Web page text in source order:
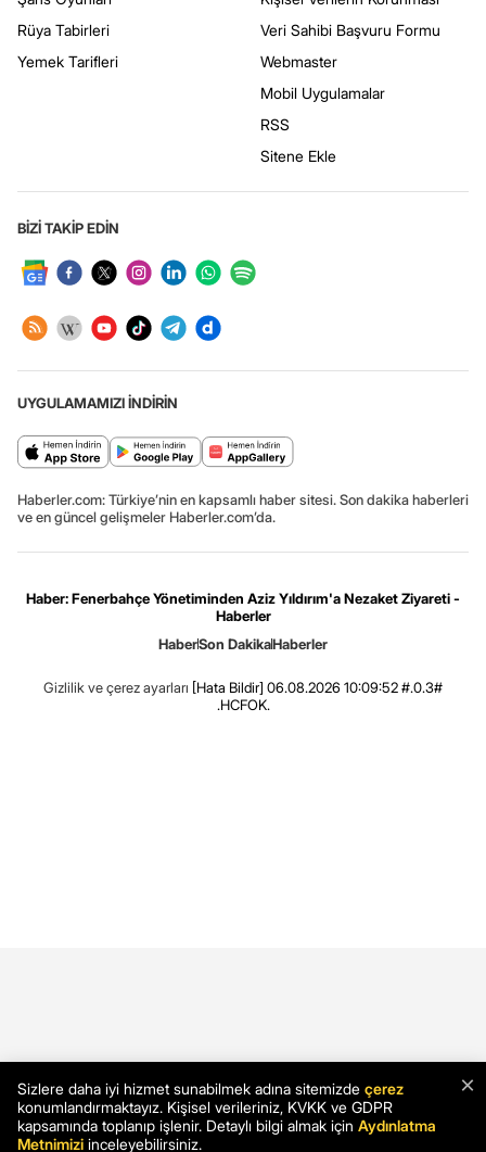
Rüya Tabirleri
Yemek Tarifleri
Veri Sahibi Başvuru Formu
Webmaster
Mobil Uygulamalar
RSS
Sitene Ekle
BİZİ TAKİP EDİN
UYGULAMAMIZI İNDİRİN
Haberler.com: Türkiye’nin en kapsamlı haber sitesi. Son dakika haberleri
ve en güncel gelişmeler Haberler.com’da.
Haber: Fenerbahçe Yönetiminden Aziz Yıldırım'a Nezaket Ziyareti -
Haberler
HaberSon DakikaHaberler
Gizlilik ve çerez ayarları [Hata Bildir] 06.08.2026 10:09:52 #.0.3#
.HCFOK.
×
Sizlere daha iyi hizmet sunabilmek adına sitemizde çerez
konumlandırmaktayız. Kişisel verileriniz, KVKK ve GDPR
kapsamında toplanıp işlenir. Detaylı bilgi almak için Aydınlatma
Metnimizi inceleyebilirsiniz.